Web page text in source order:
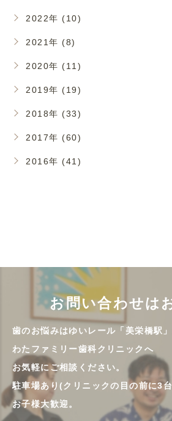
2022年 (10)
2021年 (8)
2020年 (11)
2019年 (19)
2018年 (33)
2017年 (60)
2016年 (41)
お問い合わせは
歯のお悩みはゆいレール「美栄橋駅
わたファミリー歯科クリニックへ
お気軽にご相談ください。
駐車場あり(クリニックの目の前に3
お子様大歓迎。